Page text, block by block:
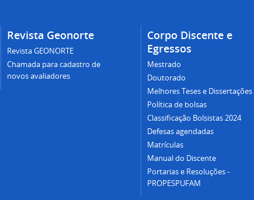
Revista Geonorte
Revista GEONORTE
Chamada para cadastro de
novos avaliadores
Corpo Discente e
Egressos
Mestrado
Doutorado
Melhores Teses e Dissertações
Política de bolsas
Classificação Bolsistas 2024
Defesas agendadas
Matrículas
Manual do Discente
Portarias e Resoluções -
PROPESPUFAM